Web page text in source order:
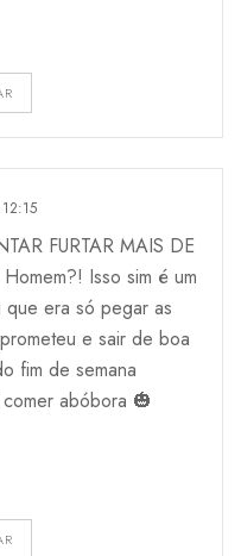
FURTAR MAIS DE
Isso sim é um
que era só pegar as
e sair de boa
fim de semana
abóbora 🎃